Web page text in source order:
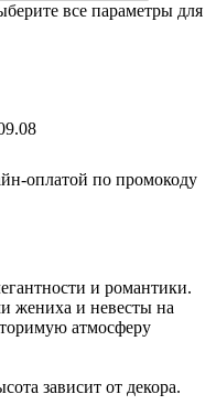
все параметры для
оплатой по промокоду
и романтики.
жениха и невесты на
атмосферу
зависит от декора.